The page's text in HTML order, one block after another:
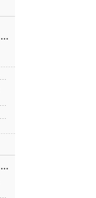
电影《60/70》亮相第30届香港国际影视展 冲刺戛纳备
电影《60/70》亮相第30届香港国际影视展 冲刺戛纳备